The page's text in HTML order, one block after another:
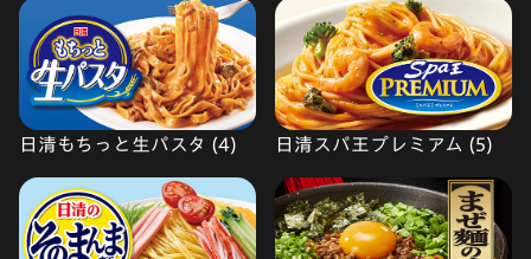
日清もちっと生パスタ (4) 日清スパ王プレミアム (5)